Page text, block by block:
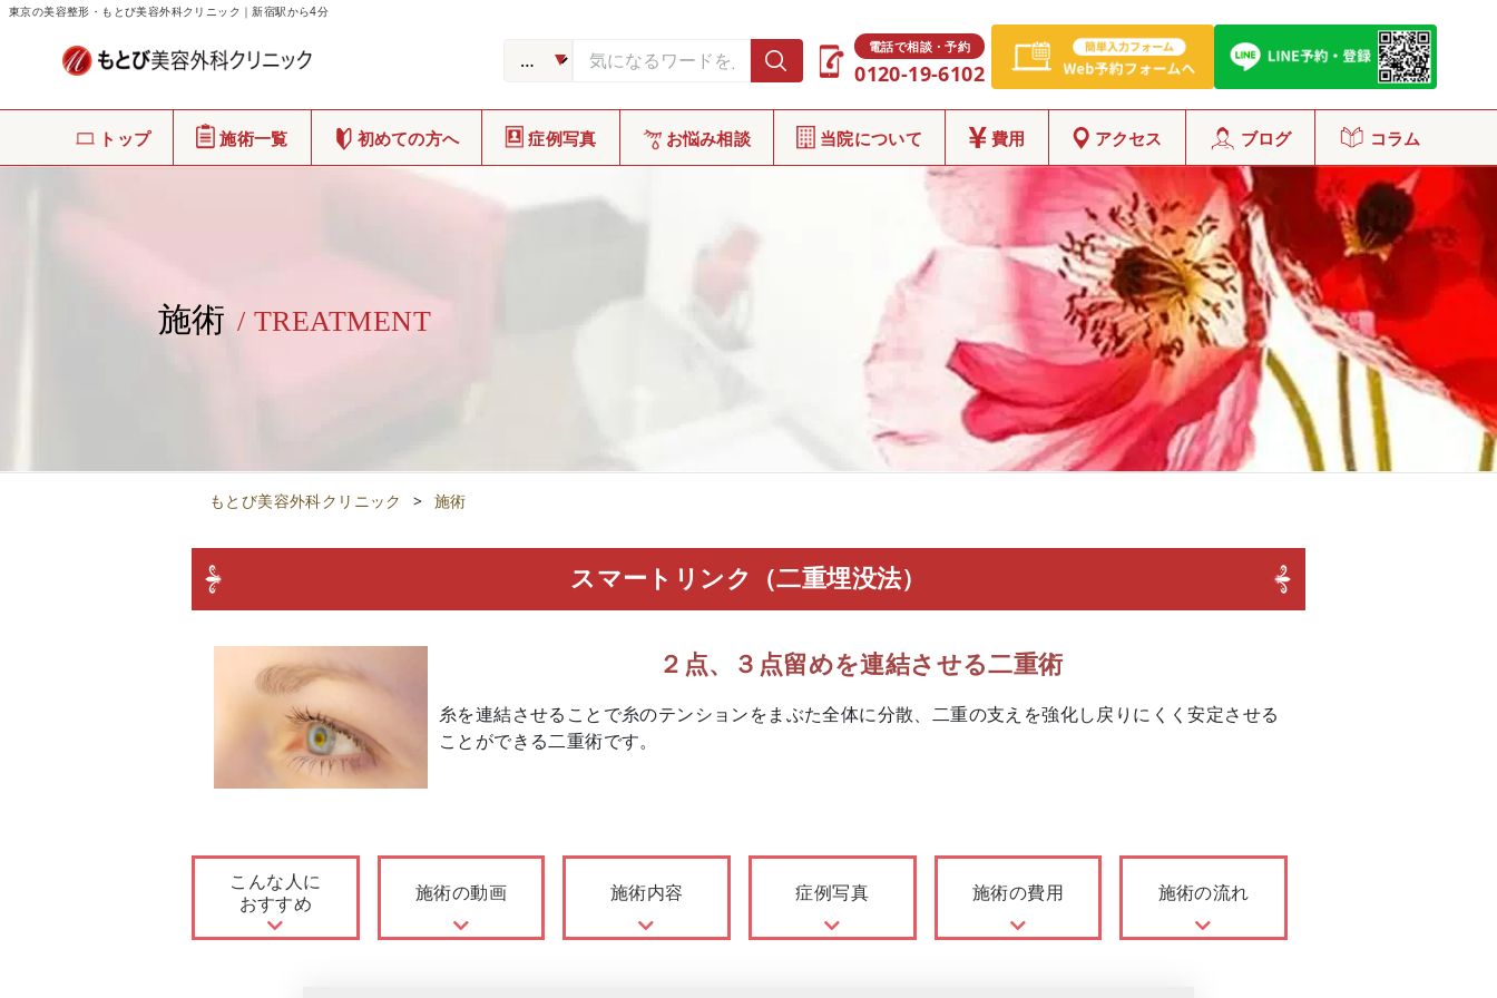
東京の美容整形・もとび美容外科クリニック｜新宿駅から4分
電話で相談・予約
0120-19-6102
トップ 施術一覧 初めての方へ 症例写真 お悩み相談 当院について 費用 アクセス ブログ コラム
施術 / TREATMENT
もとび美容外科クリニック > 施術
スマートリンク（二重埋没法）
２点、３点留めを連結させる二重術
糸を連結させることで糸のテンションをまぶた全体に分散、二重の支えを強化し戻りにくく安定させる
ことができる二重術です。
こんな人に
おすすめ
施術の動画 施術内容 症例写真 施術の費用 施術の流れ